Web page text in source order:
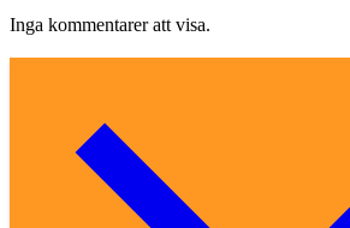
Inga kommentarer att visa.